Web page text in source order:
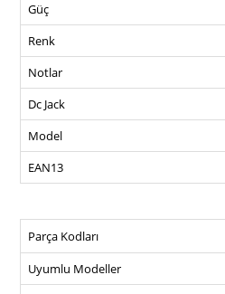
Güç
Renk
Notlar
Dc Jack
Model
EAN13
Parça Kodları
Uyumlu Modeller